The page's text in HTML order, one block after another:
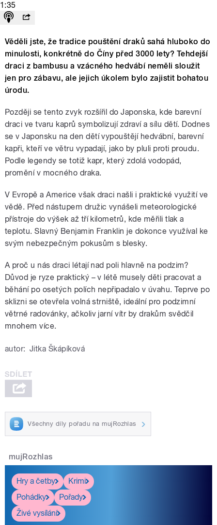
1:35
Věděli jste, že tradice pouštění draků sahá hluboko do
minulosti, konkrétně do Číny před 3000 lety? Tehdejší
draci z bambusu a vzácného hedvábí neměli sloužit
jen pro zábavu, ale jejich úkolem bylo zajistit bohatou
úrodu.
Později se tento zvyk rozšířil do Japonska, kde barevní
draci ve tvaru kaprů symbolizují zdraví a sílu dětí. Dodnes
se v Japonsku na den dětí vypouštějí hedvábní, barevní
kapři, kteří ve větru vypadají, jako by pluli proti proudu.
Podle legendy se totiž kapr, který zdolá vodopád,
promění v mocného draka.
V Evropě a Americe však draci našli i praktické využití ve
vědě. Před nástupem družic vynášeli meteorologické
přístroje do výšek až tří kilometrů, kde měřili tlak a
teplotu. Slavný Benjamin Franklin je dokonce využíval ke
svým nebezpečným pokusům s blesky.
A proč u nás draci létají nad poli hlavně na podzim?
Důvod je ryze praktický – v létě musely děti pracovat a
běhání po osetých polích nepřipadalo v úvahu. Teprve po
sklizni se otevřela volná strniště, ideální pro podzimní
větrné radovánky, ačkoliv jarní vítr by drakům svědčil
mnohem více.
autor: Jitka Škápíková
Všechny díly pořadu na mujRozhlas
mujRozhlas
Hry a četby
Krimi
Pohádky
Pořady
Živé vysílání